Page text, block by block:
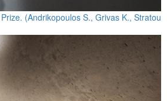
(Andrikopoulos S., Grivas K., Stratou